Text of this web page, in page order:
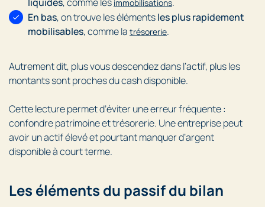
immobilisations
En bas, on trouve les élémentsles plus rapidement
mobilisables, comme la trésorerie.
Autrement dit, plus vous descendez dans l’actif, plus les
montants sont proches du cash disponible.
Cette lecture permet d’éviter une erreur fréquente :
confondre patrimoine et trésorerie. Une entreprise peut
avoir un actif élevé et pourtant manquer d’argent
disponible à court terme.
Les éléments du passif du bilan